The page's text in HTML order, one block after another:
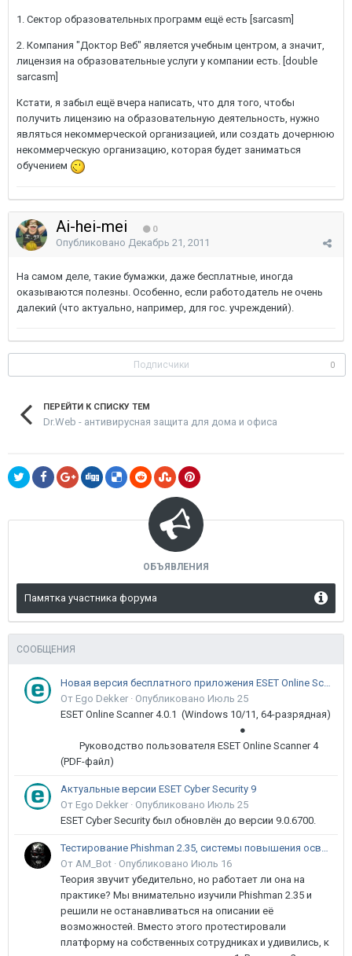
1. Сектор образовательных программ ещё есть [sarcasm]
2. Компания "Доктор Веб" является учебным центром, а значит,
лицензия на образовательные услуги у компании есть. [double
sarcasm]
Кстати, я забыл ещё вчера написать, что для того, чтобы
получить лицензию на образовательную деятельность, нужно
являться некоммерческой организацией, или создать дочернюю
некоммерческую организацию, которая будет заниматься
обучением
Ai-hei-mei 0
Опубликовано Декабрь 21, 2011
На самом деле, такие бумажки, даже бесплатные, иногда
оказываются полезны. Особенно, если работодатель не очень
далекий (что актуально, например, для гос. учреждений).
Подписчики 0
ПЕРЕЙТИ К СПИСКУ ТЕМ
Dr.Web - антивирусная защита для дома и офиса
ОБЪЯВЛЕНИЯ
Памятка участника форума
СООБЩЕНИЯ
Новая версия бесплатного приложения ESET Online Scanner доступна пользователям
От Ego Dekker · Опубликовано Июль 25
ESET Online Scanner 4.0.1 (Windows 10/11, 64-разрядная)
●
Руководство пользователя ESET Online Scanner 4
(PDF-файл)
Актуальные версии ESET Cyber Security 9
От Ego Dekker · Опубликовано Июль 25
ESET Cyber Security был обновлён до версии 9.0.6700.
Тестирование Phishman 2.35, системы повышения осведомлённости пользователей в сфере ИБ
От AM_Bot · Опубликовано Июль 16
Теория звучит убедительно, но работает ли она на
практике? Мы внимательно изучили Phishman 2.35 и
решили не останавливаться на описании её
возможностей. Вместо этого протестировали
платформу на собственных сотрудниках и удивились, к